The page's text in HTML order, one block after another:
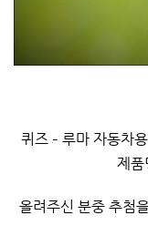
퀴즈 – 루마 자동차
제품
올려주신 분중 추첨